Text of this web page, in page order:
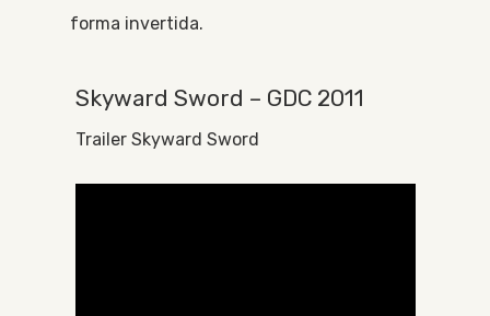
forma invertida.
Skyward Sword – GDC 2011
Trailer Skyward Sword